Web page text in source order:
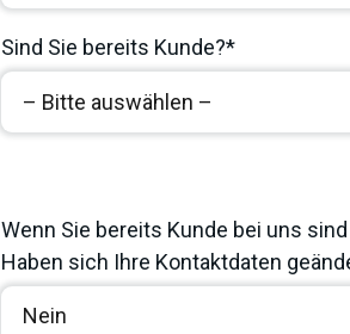
Sind Sie bereits Kunde?*
Wenn Sie bereits Kunde bei uns
Haben sich Ihre Kontaktdaten